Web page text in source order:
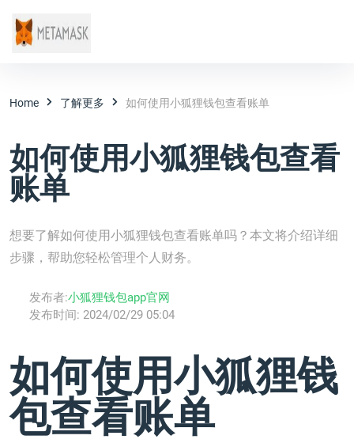
Home 了解更多 如何使用小狐狸钱包查看账单
如何使用小狐狸钱包查看
账单
想要了解如何使用小狐狸钱包查看账单吗？本文将介绍详细
步骤，帮助您轻松管理个人财务。
发布者:小狐狸钱包app官网
发布时间: 2024/02/29 05:04
如何使用小狐狸钱
包查看账单